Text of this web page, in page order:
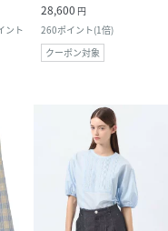
ント
28,600 円
260ポイント(1倍)
クーポン対象